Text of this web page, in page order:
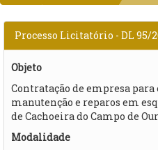
Processo Licitatório - DL 95/
Objeto
Contratação de empresa para
manutenção e reparos em
de Cachoeira do Campo de
Modalidade